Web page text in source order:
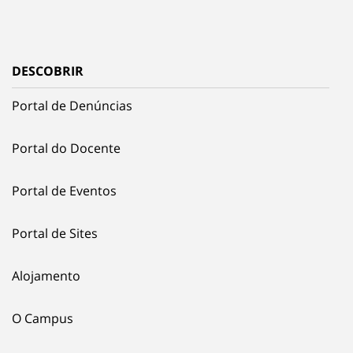
DESCOBRIR
Portal de Denúncias
Portal do Docente
Portal de Eventos
Portal de Sites
Alojamento
O Campus